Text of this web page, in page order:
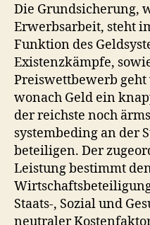
Die Grundsicherung,
Erwerbsarbeit, steht
Funktion des
Existenzkämpfe,
Preiswettbewerb geht
wonach Geld ein
der reichste noch
systembeding an der
beteiligen. Der
Leistung bestimmt
Staats-, Sozial und
neutraler